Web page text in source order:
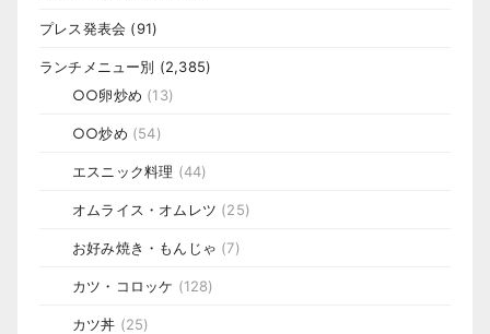
プレス発表会 (91)
ランチメニュー別 (2,385)
○○卵炒め (13)
○○炒め (54)
エスニック料理 (44)
オムライス・オムレツ (25)
お好み焼き・もんじゃ (7)
カツ・コロッケ (128)
カツ丼 (25)